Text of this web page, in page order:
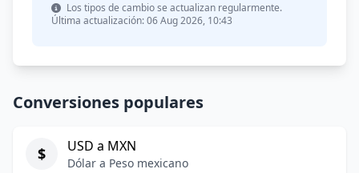
Los tipos de cambio se actualizan regularmente.
Última actualización: 06 Aug 2026, 10:43
Conversiones populares
$ USD a MXN
Dólar a Peso mexicano